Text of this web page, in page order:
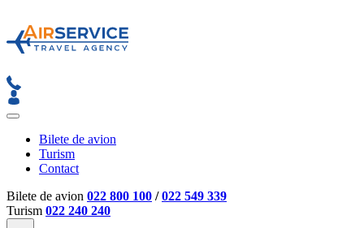
Bilete de avion
Turism
Contact
Bilete de avion 022 800 100 /022 549 339
Turism 022 240 240